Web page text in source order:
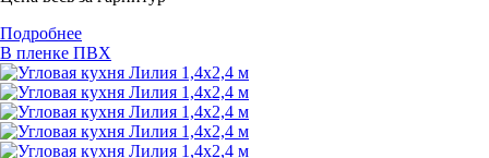
Подробнее
В пленке ПВХ